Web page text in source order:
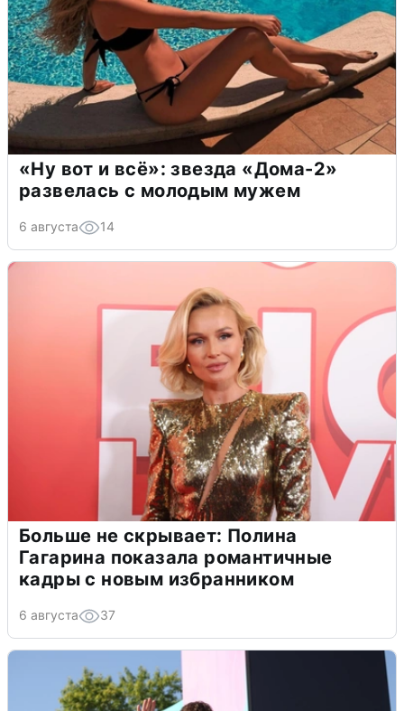
«Ну вот и всё»: звезда «Дома-2»
развелась с молодым мужем
6 августа 14
Больше не скрывает: Полина
Гагарина показала романтичные
кадры с новым избранником
6 августа 37